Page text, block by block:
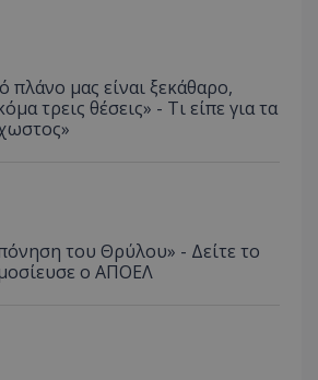
πλάνο μας είναι ξεκάθαρο,
τρεις θέσεις» - Τι είπε για τα
του Θρύλου» - Δείτε το
ο ΑΠΟΕΛ